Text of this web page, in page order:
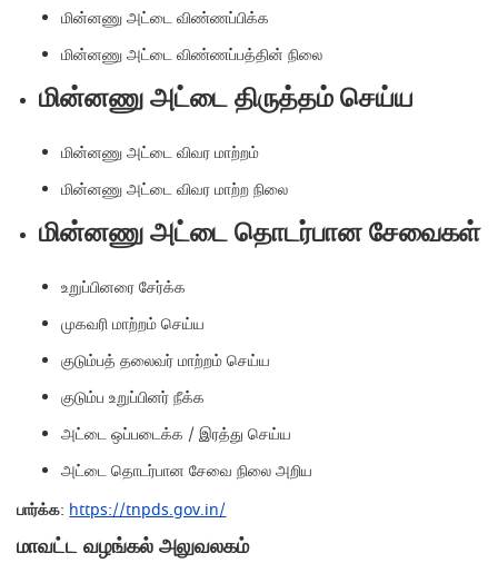
மின்னணு அட்டை விண்ணப்பிக்க
மின்னணு அட்டை விண்ணப்பத்தின் நிலை
மின்னணு அட்டை திருத்தம் செய்ய
மின்னணு அட்டை விவர மாற்றம்
மின்னணு அட்டை விவர மாற்ற நிலை
மின்னணு அட்டை தொடர்பான சேவைகள்
உறுப்பினரை சேர்க்க
முகவரி மாற்றம் செய்ய
குடும்பத் தலைவர் மாற்றம் செய்ய
குடும்ப உறுப்பினர் நீக்க
அட்டை ஒப்படைக்க / இரத்து செய்ய
அட்டை தொடர்பான சேவை நிலை அறிய
பார்க்க: https://tnpds.gov.in/
மாவட்ட வழங்கல் அலுவலகம்